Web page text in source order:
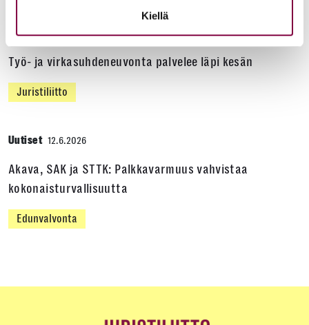
Kiellä
Uutiset 15.6.2026
Työ- ja virkasuhdeneuvonta palvelee läpi kesän
Juristiliitto
Uutiset 12.6.2026
Akava, SAK ja STTK: Palkkavarmuus vahvistaa
kokonaisturvallisuutta
Edunvalvonta